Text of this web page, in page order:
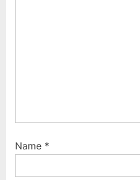
Name *